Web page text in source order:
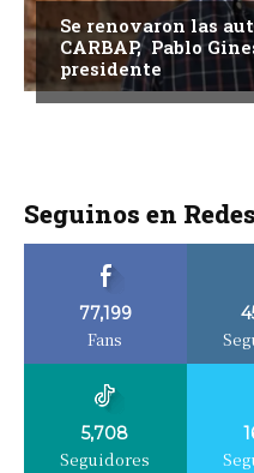
Se renovaron las
CARBAP, Pablo
presidente
Seguinos en Redes
77,199
Fans
5,708
Seguidores